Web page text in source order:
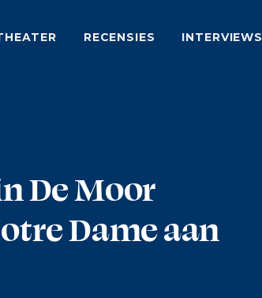
RECENSIES INTERVIEWS
De Moor
Dame aan